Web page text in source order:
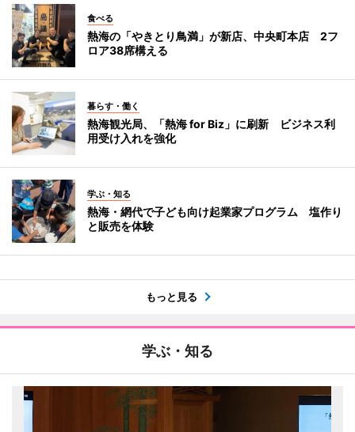
食べる
熱海の「やきとり鳥満」が新店、中央町本店 2フ
ロア38席構える
暮らす・働く
熱海観光局、「熱海 for Biz」に刷新 ビジネス利
用受け入れを強化
学ぶ・知る
熱海・網代で子ども向け起業家プログラム 塩作り
と販売を体験
もっと見る
学ぶ・知る